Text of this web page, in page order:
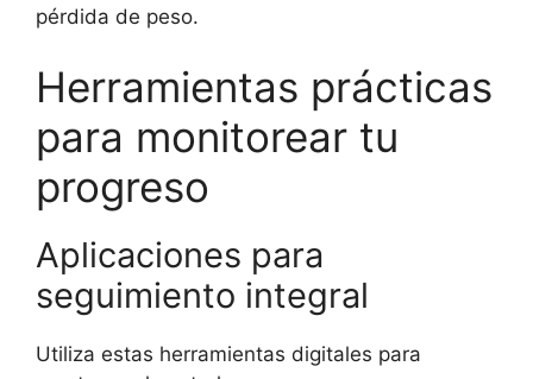
pérdida de peso.
Herramientas prácticas
para monitorear tu
progreso
Aplicaciones para
seguimiento integral
Utiliza estas herramientas digitales para